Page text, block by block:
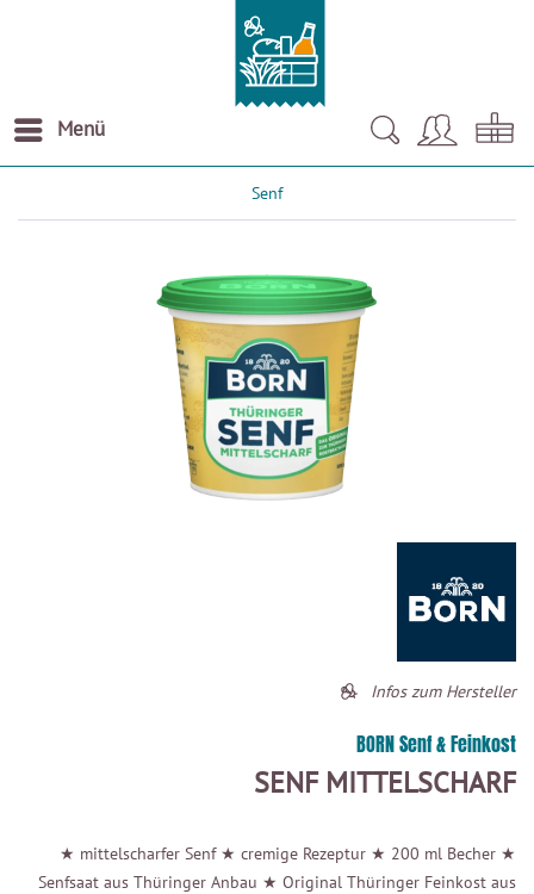
Menü
Senf
Infos zum Hersteller
BORN Senf & Feinkost
SENF MITTELSCHARF
★ mittelscharfer Senf ★ cremige Rezeptur ★ 200 ml Becher ★
Senfsaat aus Thüringer Anbau ★ Original Thüringer Feinkost aus